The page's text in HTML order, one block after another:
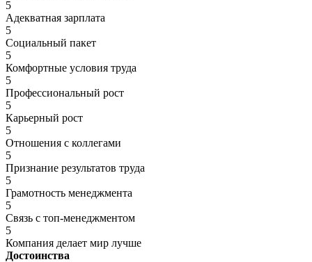
5
Адекватная зарплата
5
Социальный пакет
5
Комфортные условия труда
5
Профессиональный рост
5
Карьерный рост
5
Отношения с коллегами
5
Признание результатов труда
5
Грамотность менеджмента
5
Связь с топ-менеджментом
5
Компания делает мир лучше
Достоинства